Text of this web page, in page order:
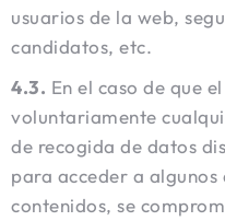
usuarios de la web,
candidatos, etc.
4.3. En el caso de que el
voluntariamente
de recogida de datos
para acceder a algunos
contenidos, se